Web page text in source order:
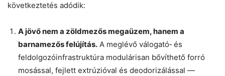
következtetés adódik:
A jövő nem a zöldmezős megaüzem, hanem a
barnamezős felújítás. A meglévő válogató‑ és
feldolgozóinfrastruktúra modulárisan bővíthető forró
mosással, fejlett extrúzióval és deodorizálással —